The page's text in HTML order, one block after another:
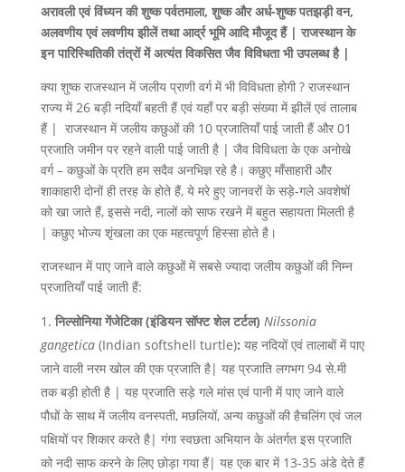
अरावली एवं विंध्यन की शुष्क पर्वतमाला, शुष्क और अर्ध-शुष्क पतझड़ी वन,
अलवणीय एवं लवणीय झीलें तथा आर्द्र भूमि आदि मौजूद हैं | राजस्थान के
इन पारिस्थितिकी तंत्रों में अत्यंत विकसित जैव विविधता भी उपलब्ध है |
क्या शुष्क राजस्थान में जलीय प्राणी वर्ग में भी विविधता होगी ? राजस्थान
राज्य में 26 बड़ी नदियाँ बहती हैं एवं यहाँ पर बड़ी संख्या में झीलें एवं तालाब
हैं | राजस्थान में जलीय कछुओं की 10 प्रजातियाँ पाई जाती हैं और 01
प्रजाति जमीन पर रहने वाली पाई जाती है | जैव विविधता के एक अनोखे
वर्ग – कछुओं के प्रति हम सदैव अनभिज्ञ रहे है। कछुए माँसाहारी और
शाकाहारी दोनों ही तरह के होते हैं, ये मरे हुए जानवरों के सड़े-गले अवशेषों
को खा जाते हैं, इससे नदी, नालों को साफ रखने में बहुत सहायता मिलती है
| कछुए भोज्य शृंखला का एक महत्वपूर्ण हिस्सा होते है।
राजस्थान में पाए जाने वाले कछुओं में सबसे ज्यादा जलीय कछुओं की निम्न
प्रजातियाँ पाई जाती हैं:
निल्सोनिया गेंजेटिका (इंडियन सॉफ्ट शेल टर्टल) Nilssonia
gangetica(Indian softshell turtle): यह नदियों एवं तालाबों में पाए
जाने वाली नरम खोल की एक प्रजाति है| यह प्रजाति लगभग 94 से.मी
तक बड़ी होती है | यह प्रजाति सड़े गले मांस एवं पानी में पाए जाने वाले
पौधों के साथ में जलीय वनस्पती, मछलियों, अन्य कछुओं की हैचलिंग एवं जल
पक्षियों पर शिकार करते है| गंगा स्वछता अभियान के अंतर्गत इस प्रजाति
को नदी साफ करने के लिए छोड़ा गया हैं| यह एक बार में 13-35 अंडे देते हैं